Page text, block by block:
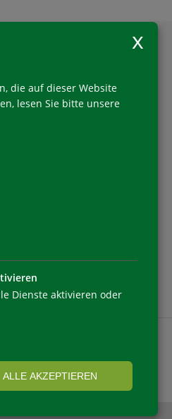
die auf dieser Website
lesen Sie bitte unsere
Dienste aktivieren oder
ALLE AKZEPTIEREN